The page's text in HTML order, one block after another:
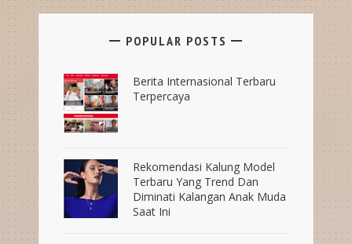
POPULAR POSTS
Berita Internasional Terbaru
Terpercaya
Rekomendasi Kalung Model
Terbaru Yang Trend Dan
Diminati Kalangan Anak Muda
Saat Ini